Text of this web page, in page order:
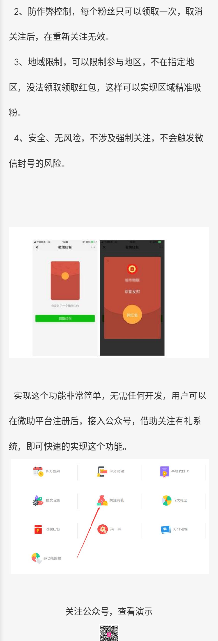
2、防作弊控制，每个粉丝只可以领取一次，取消
关注后，在重新关注无效。
3、地域限制，可以限制参与地区，不在指定地
区，没法领取领取红包，这样可以实现区域精准吸
粉。
4、安全、无风险，不涉及强制关注，不会触发微
信封号的风险。
实现这个功能非常简单，无需任何开发，用户可以
在微助平台注册后，接入公众号，借助关注有礼系
统，即可快速的实现这个功能。
关注公众号，查看演示